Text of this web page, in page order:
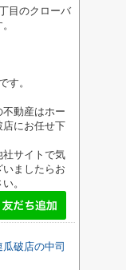
目のクローバ
す。
動産はホー
店にお任せ下
社サイトで気
ましたらお
。
破店の中司